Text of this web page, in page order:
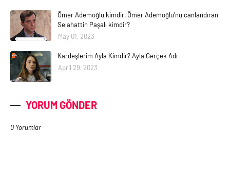
Ömer Ademoğlu kimdir, Ömer Ademoğlu'nu canlandıran
Selahattin Paşalı kimdir?
May 01, 2023
Kardeşlerim Ayla Kimdir? Ayla Gerçek Adı
April 29, 2023
YORUM GÖNDER
0 Yorumlar